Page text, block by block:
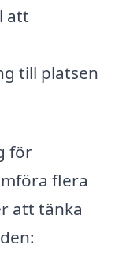
att
till platsen
för
flera
att tänka